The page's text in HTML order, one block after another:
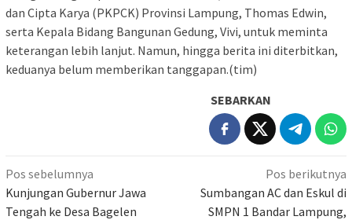
dan Cipta Karya (PKPCK) Provinsi Lampung, Thomas Edwin,
serta Kepala Bidang Bangunan Gedung, Vivi, untuk meminta
keterangan lebih lanjut. Namun, hingga berita ini diterbitkan,
keduanya belum memberikan tanggapan.(tim)
SEBARKAN
Navigasi
pos
Pos sebelumnya
Kunjungan Gubernur Jawa
Tengah ke Desa Bagelen
Pos berikutnya
Sumbangan AC dan Eskul di
SMPN 1 Bandar Lampung,